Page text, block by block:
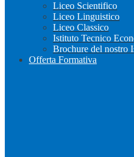
Liceo Scientifico
Liceo Linguistico
Liceo Classico
Istituto Tecnico
Brochure del nostro
Offerta Formativa